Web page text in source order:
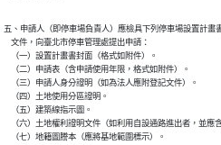
五、申請人（即停車場負責人）應檢具下列停車場設置計畫
    文件，向臺北市停車管理處提出申請：
    （一）設置計畫書封面（格式如附件）。
    （二）申請表（含申請使用年限，格式如附件）。
    （三）申請人身分證明（如為法人應附登記文件）。
    （四）土地使用分區證明。
    （五）建築線指示圖。
（六）土地權利證明文件（如利用自設通路進出者，並應
    （七）地籍圖謄本（應將基地範圍標示）。